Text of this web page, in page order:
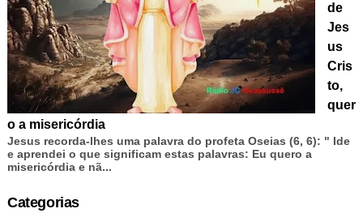
de
Jes
us
Cris
to,
quer
o a misericórdia
Jesus recorda-lhes uma palavra do profeta Oseias (6, 6): " Ide
e aprendei o que significam estas palavras: Eu quero a
misericórdia e nã...
Categorias